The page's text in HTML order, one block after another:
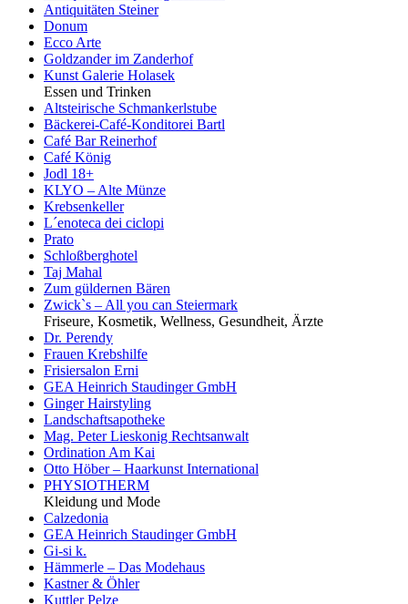
Antiquitäten Steiner
Donum
Ecco Arte
Goldzander im Zanderhof
Kunst Galerie Holasek
Essen und Trinken
Altsteirische Schmankerlstube
Bäckerei-Café-Konditorei Bartl
Café Bar Reinerhof
Café König
Jodl 18+
KLYO – Alte Münze
Krebsenkeller
L´enoteca dei ciclopi
Prato
Schloßberghotel
Taj Mahal
Zum güldernen Bären
Zwick`s – All you can Steiermark
Friseure, Kosmetik, Wellness, Gesundheit, Ärzte
Dr. Perendy
Frauen Krebshilfe
Frisiersalon Erni
GEA Heinrich Staudinger GmbH
Ginger Hairstyling
Landschaftsapotheke
Mag. Peter Lieskonig Rechtsanwalt
Ordination Am Kai
Otto Höber – Haarkunst International
PHYSIOTHERM
Kleidung und Mode
Calzedonia
GEA Heinrich Staudinger GmbH
Gi-si k.
Hämmerle – Das Modehaus
Kastner & Öhler
Kuttler Pelze